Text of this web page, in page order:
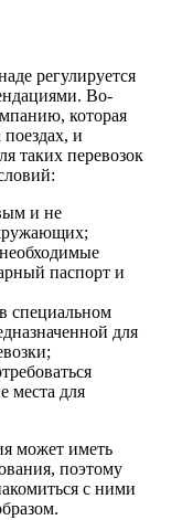
регулируется
Во-
которая
и
таких перевозок
и не
паспорт и
специальном
для
места для
может иметь
поэтому
с ними